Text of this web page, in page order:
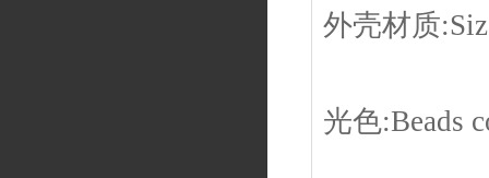
外壳材质
光色:Beads